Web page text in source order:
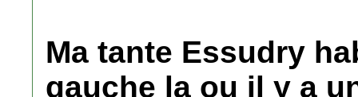
Ma tante Essudry
gauche la ou il y a